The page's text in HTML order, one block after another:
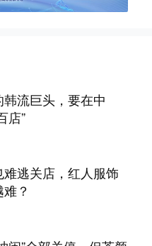
流巨头，要在中
店”
逃关店，红人服饰
？